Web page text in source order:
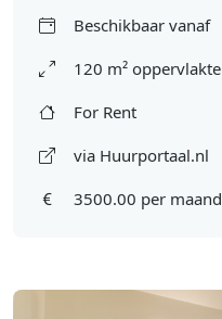
Beschikbaar vanaf
120 m² oppervlakte
For Rent
via Huurportaal.nl
3500.00 per maand